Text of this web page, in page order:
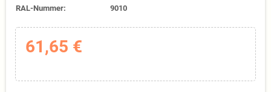
RAL-Nummer:
9010
61,65 €